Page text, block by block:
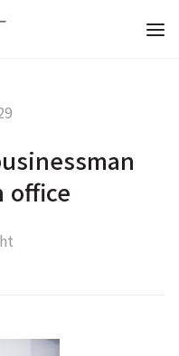
티피아이 인사이트
office